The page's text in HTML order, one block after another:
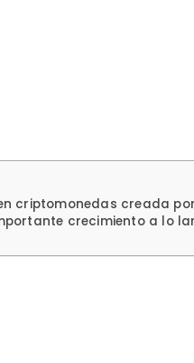
criptomonedas creada
crecimiento a lo